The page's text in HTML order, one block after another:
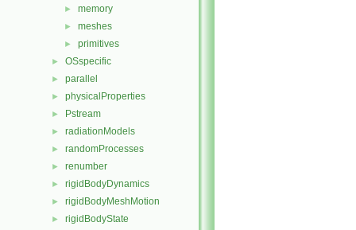
► memory
► meshes
► primitives
► OSspecific
► parallel
► physicalProperties
► Pstream
► radiationModels
► randomProcesses
► renumber
► rigidBodyDynamics
► rigidBodyMeshMotion
► rigidBodyState